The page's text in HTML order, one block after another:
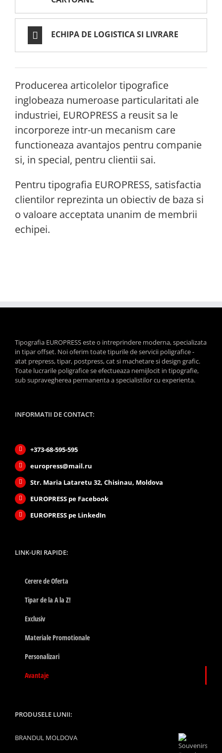
ECHIPA DE LOGISTICA SI LIVRARE
Producerea articolelor tipografice
inglobeaza numeroase particularitati ale
industriei, EUROPRESS a reusit sa le
incorporeze intr-un mecanism care
functioneaza avantajos pentru companie
si, in special, pentru clientii sai.
Pentru tipografia EUROPRESS, satisfactia
clientilor reprezinta un obiectiv de baza si
o valoare acceptata unanim de membrii
echipei.
Tipografia EUROPRESS este o intreprindere moderna, specializata
in tipar offset. Noi oferim toate tipurile de servicii poligrafice -
atat prepress, tipar, postpress, cat si machetare si design grafic.
Toate lucrarile poligrafice se efectueaza nemijlocit in tipografie,
sub supravegherea permanenta a specialistilor cu experienta.
INFORMATII DE CONTACT:
+373-68-595-595
europress@mail.ru
Str. Maria Lataretu 32, Chisinau, Moldova
EUROPRESS pe Facebook
EUROPRESS pe LinkedIn
LINK-URI RAPIDE:
Cerere de Oferta
Tipar de la A la Z!
Exclusiv
Materiale Promotionale
Personalizari
Avantaje
PRODUSELE LUNII:
BRANDUL MOLDOVA